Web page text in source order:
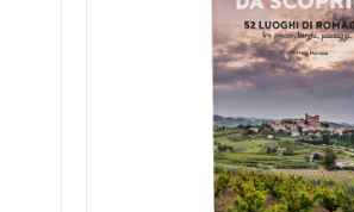
AGGIUNGI AL